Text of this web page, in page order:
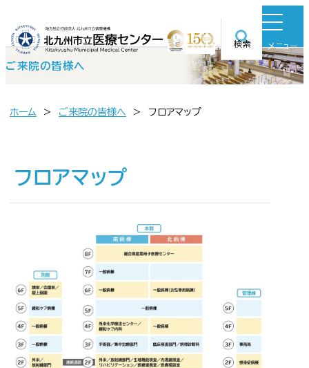
検索 メニュー
ご来院の皆様へ
ホーム ご来院の皆様へ フロアマップ
フロアマップ